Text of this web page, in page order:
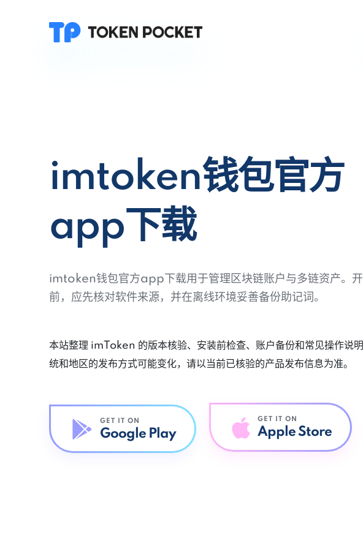
imtoken钱包官方
app下载
imtoken钱包官方app下载用于管理区块链账户与多链资产。开
前，应先核对软件来源，并在离线环境妥善备份助记词。
本站整理 imToken 的版本核验、安装前检查、账户备份和常见操作说
统和地区的发布方式可能变化，请以当前已核验的产品发布信息为准。
GET IT ON
Google Play
GET IT ON
Apple Store